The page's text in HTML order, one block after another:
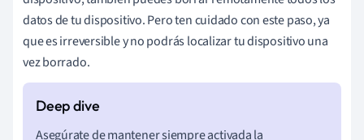
datos de tu dispositivo. Pero ten cuidado con este paso, ya
que es irreversible y no podrás localizar tu dispositivo una
vez borrado.
Asegúrate de mantener siempre activada la